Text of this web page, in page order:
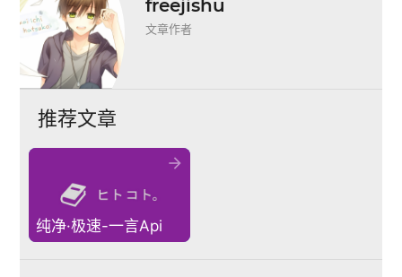
freejishu
文章作者
推荐文章
纯净·极速-一言Api
